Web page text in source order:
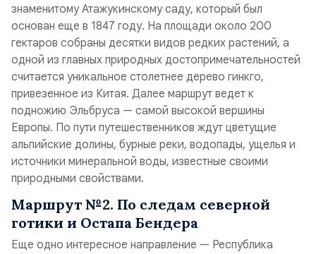
знаменитому Атажукинскому саду, который был
основан еще в 1847 году. На площади около 200
гектаров собраны десятки видов редких растений, а
одной из главных природных достопримечательностей
считается уникальное столетнее дерево гинкго,
привезенное из Китая. Далее маршрут ведет к
подножию Эльбруса — самой высокой вершины
Европы. По пути путешественников ждут цветущие
альпийские долины, бурные реки, водопады, ущелья и
источники минеральной воды, известные своими
природными свойствами.
Маршрут №2. По следам северной
готики и Остапа Бендера
Еще одно интересное направление — Республика